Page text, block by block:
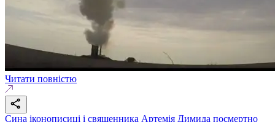
Читати повністю
Сина іконописиці і священника Артемія Димида посмертно